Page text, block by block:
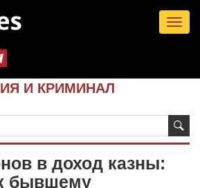
И КРИМИНАЛ
в доход казны:
бывшему